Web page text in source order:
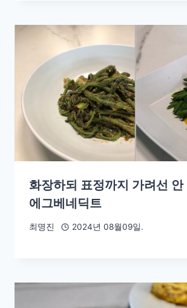
화장하되 표정까지 가려선
에그베네딕트
최명진 2024년 08월09일.